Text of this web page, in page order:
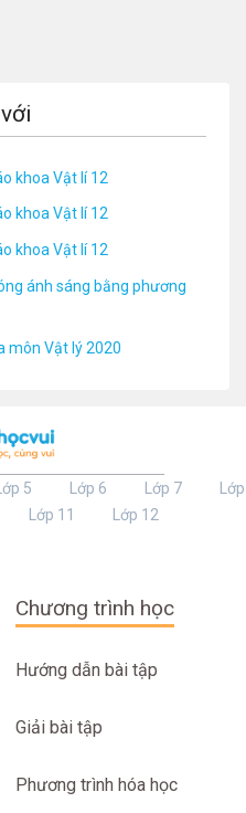
khoa Vật lí 12
khoa Vật lí 12
khoa Vật lí 12
ánh sáng bằng phương
môn Vật lý 2020
Lớp 5 Lớp 6 Lớp 7
Lớp
Lớp 11 Lớp 12
Chương trình học
Hướng dẫn bài tập
Giải bài tập
Phương trình hóa học